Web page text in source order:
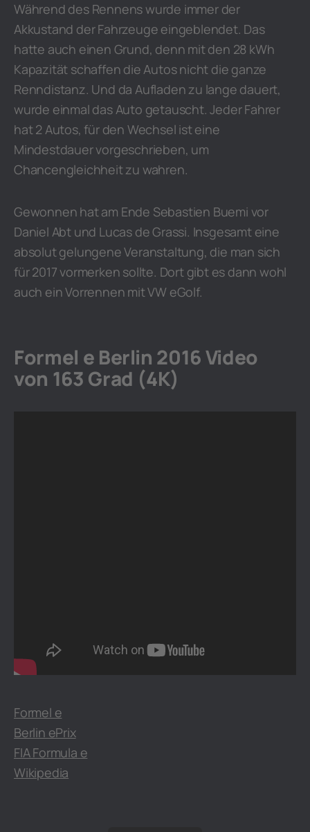
Während des Rennens wurde immer der
Akkustand der Fahrzeuge eingeblendet. Das
hatte auch einen Grund, denn mit den 28 kWh
Kapazität schaffen die Autos nicht die ganze
Renndistanz. Und da Aufladen zu lange dauert,
wurde einmal das Auto getauscht. Jeder Fahrer
hat 2 Autos, für den Wechsel ist eine
Mindestdauer vorgeschrieben, um
Chancengleichheit zu wahren.
Gewonnen hat am Ende Sebastien Buemi vor
Daniel Abt und Lucas de Grassi. Insgesamt eine
absolut gelungene Veranstaltung, die man sich
für 2017 vormerken sollte. Dort gibt es dann wohl
auch ein Vorrennen mit VW eGolf.
Formel e Berlin 2016 Video
von 163 Grad (4K)
Formel e
Berlin ePrix
FIA Formula e
Wikipedia